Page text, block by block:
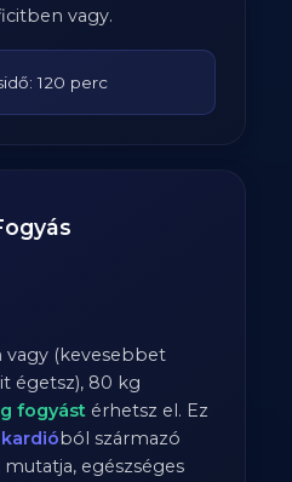
vagy.
120 perc
vagy (kevesebbet
égetsz), 80 kg
fogyást érhetsz el. Ez
ból származó
egészséges